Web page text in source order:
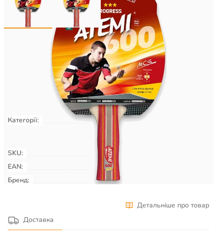
Є в наявності
КУПИТИ
Категорії: Настільний теніс
спорту
Ракетки для настільного
тенісу
SKU:
00000222
EAN:
Бренд:
ATEMI
Детальніше про товар
Доставка